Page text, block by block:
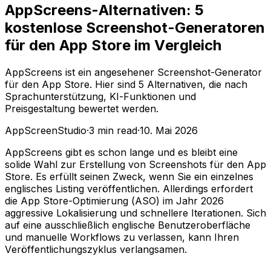
AppScreens-Alternativen: 5
kostenlose Screenshot-Generatoren
für den App Store im Vergleich
AppScreens ist ein angesehener Screenshot-Generator
für den App Store. Hier sind 5 Alternativen, die nach
Sprachunterstützung, KI-Funktionen und
Preisgestaltung bewertet werden.
AppScreenStudio·3 min read·10. Mai 2026
AppScreens gibt es schon lange und es bleibt eine
solide Wahl zur Erstellung von Screenshots für den App
Store. Es erfüllt seinen Zweck, wenn Sie ein einzelnes
englisches Listing veröffentlichen. Allerdings erfordert
die App Store-Optimierung (ASO) im Jahr 2026
aggressive Lokalisierung und schnellere Iterationen. Sich
auf eine ausschließlich englische Benutzeroberfläche
und manuelle Workflows zu verlassen, kann Ihren
Veröffentlichungszyklus verlangsamen.